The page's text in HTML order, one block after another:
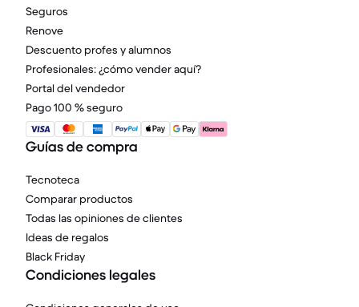
Seguros
Renove
Descuento profes y alumnos
Profesionales: ¿cómo vender aquí?
Portal del vendedor
Pago 100 % seguro
Guías de compra
Tecnoteca
Comparar productos
Todas las opiniones de clientes
Ideas de regalos
Black Friday
Condiciones legales